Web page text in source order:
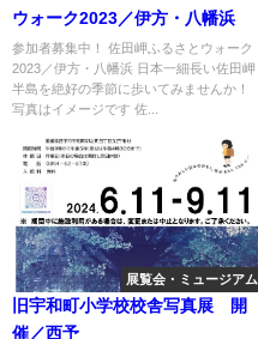
ウォーク2023／伊方・八幡浜
参加者募集中！ 佐田岬ふるさとウォーク
2023／伊方・八幡浜 日本一細長い佐田岬
半島を絶好の季節に歩いてみませんか！
写真はイメージです 佐...
展覧会・ミュージアム
旧宇和町小学校校舎写真展 開
催／西予